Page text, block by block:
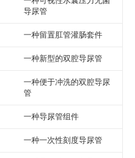
导尿管
一种留置肛管灌肠套件
一种新型的双腔导尿管
一种便于冲洗的双腔导尿
管
一种导尿管组件
一种一次性刻度导尿管